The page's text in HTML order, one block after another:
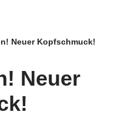
Neuer Kopfschmuck!
Neuer